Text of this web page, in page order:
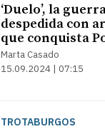
‘Duelo’, la
despedida con
que conquista
Marta Casado
15.09.2024 | 07:15
TROTABURGOS